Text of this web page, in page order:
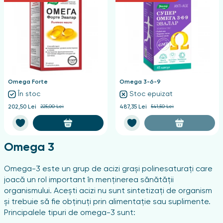
Omega Forte
În stoc
202,50 Lei 225,00 Lei
Omega 3-6-9
Stoc epuizat
487,35 Lei 541,50 Lei
Omega 3
Omega-3 este un grup de acizi grași polinesaturați care
joacă un rol important în menținerea sănătății
organismului. Acești acizi nu sunt sintetizați de organism
și trebuie să fie obținuți prin alimentație sau suplimente.
Principalele tipuri de omega-3 sunt: